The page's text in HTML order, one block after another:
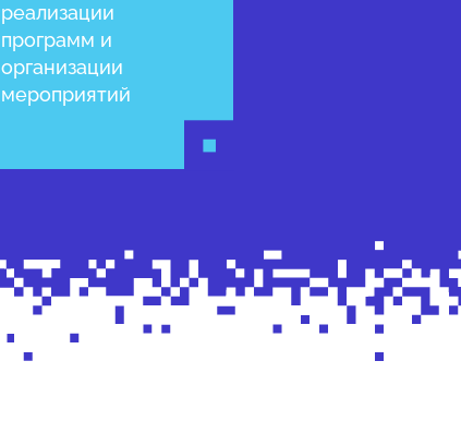
реализации
программ и
организации
мероприятий